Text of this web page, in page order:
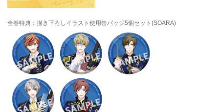
全巻特典：描き下ろしイラスト使用缶バッジ5個セット(SOARA)